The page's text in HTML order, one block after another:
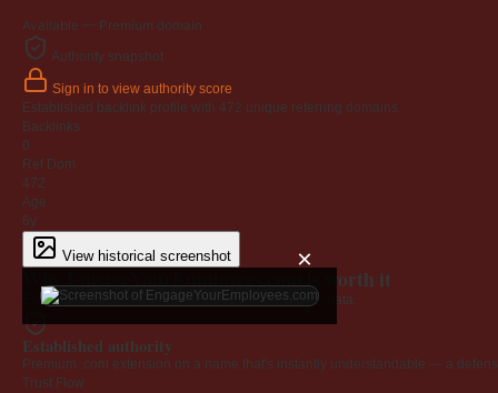
Available — Premium domain
Authority snapshot
Sign in to view authority score
Established backlink profile with 472 unique referring domains.
Backlinks
0
Ref Dom
472
Age
6y
View historical screenshot ×
Why EngageYourEmployees.com is worth it
Every claim below is backed by verified third-party data.
Established authority
Premium .com extension on a name that's instantly understandable — a
Trust Flow